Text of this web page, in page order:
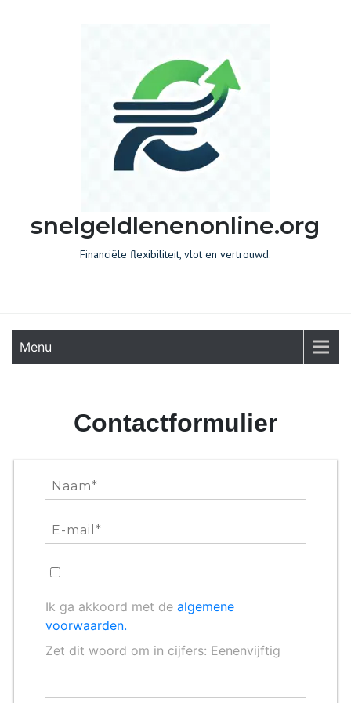
snelgeldlenenonline.org
Financiële flexibiliteit, vlot en vertrouwd.
Menu
Contactformulier
Ik ga akkoord met dealgemene
voorwaarden.
Zet dit woord om in cijfers: Eenenvijftig